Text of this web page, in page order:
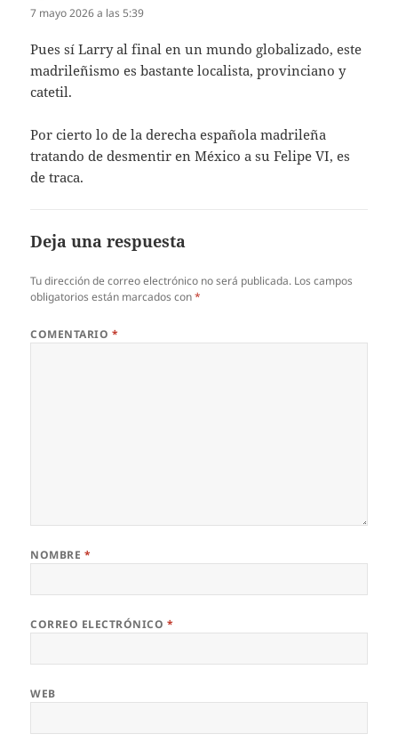
7 mayo 2026 a las 5:39
Pues sí Larry al final en un mundo globalizado, este
madrileñismo es bastante localista, provinciano y
catetil.
Por cierto lo de la derecha española madrileña
tratando de desmentir en México a su Felipe VI, es
de traca.
Deja una respuesta
Tu dirección de correo electrónico no será publicada. Los campos
obligatorios están marcados con*
COMENTARIO *
NOMBRE *
CORREO ELECTRÓNICO *
WEB